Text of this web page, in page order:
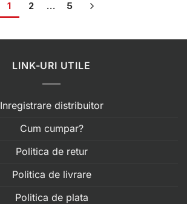
1 2 … 5
LINK-URI UTILE
Inregistrare distribuitor
Cum cumpar?
Politica de retur
Politica de livrare
Politica de plata